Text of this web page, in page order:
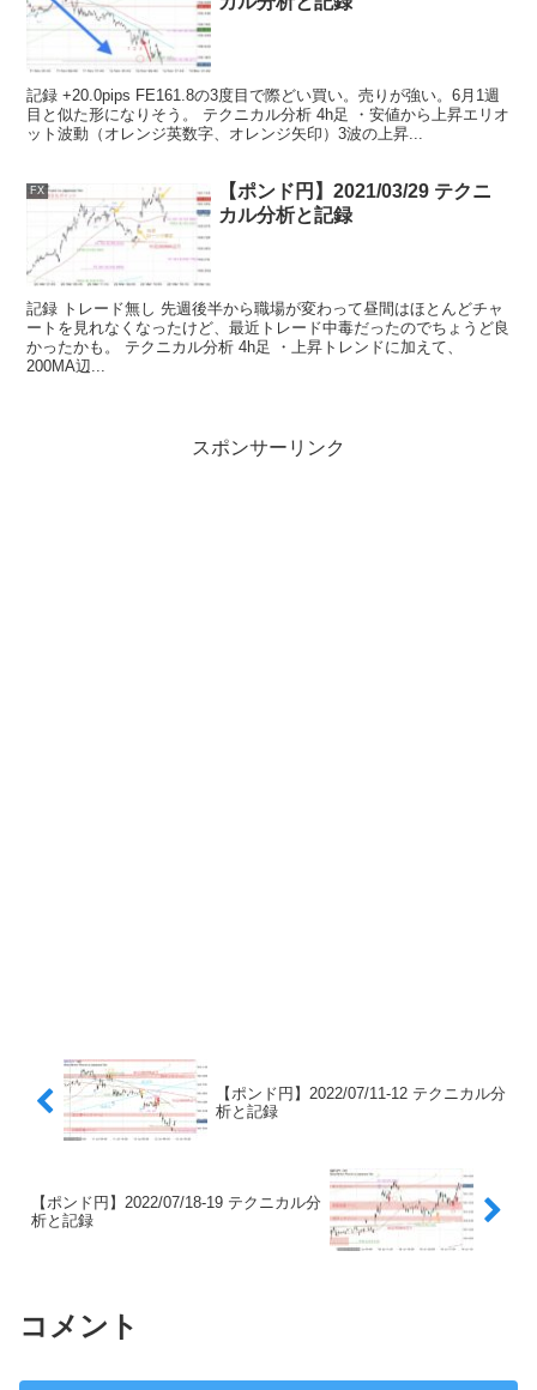
記録 +20.0pips FE161.8の3度目で際どい買い。売りが強い。6月1週
目と似た形になりそう。 テクニカル分析 4h足 ・安値から上昇エリオ
ット波動（オレンジ英数字、オレンジ矢印）3波の上昇...
FX
【ポンド円】2021/03/29 テクニ
カル分析と記録
記録 トレード無し 先週後半から職場が変わって昼間はほとんどチャ
ートを見れなくなったけど、最近トレード中毒だったのでちょうど良
かったかも。 テクニカル分析 4h足 ・上昇トレンドに加えて、
200MA辺...
スポンサーリンク
【ポンド円】2022/07/11-12 テクニカル分
析と記録
【ポンド円】2022/07/18-19 テクニカル分
析と記録
コメント